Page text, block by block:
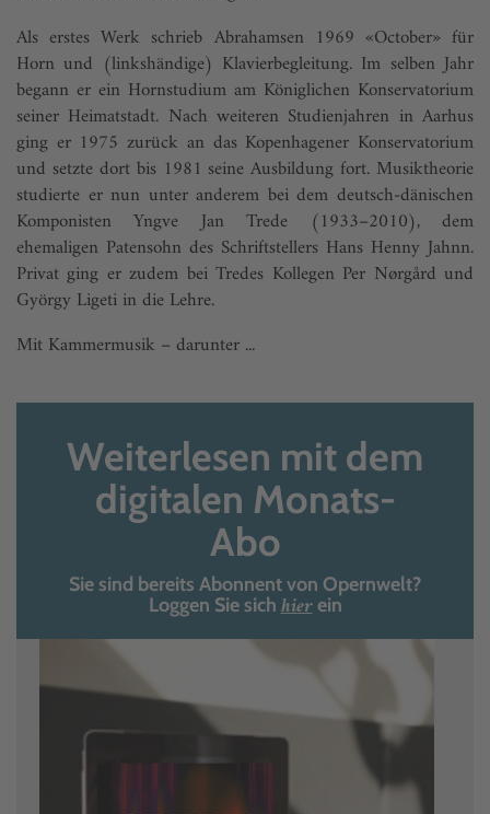
Als erstes Werk schrieb Abrahamsen 1969 «October» für
Horn und (linkshändige) Klavier­be­gleitung. Im selben Jahr
begann er ein Hornstudium am Königlichen Konservatorium
seiner Heimatstadt. Nach weiteren Studienjahren in Aarhus
ging er 1975 zurück an das Kopenhagener Konservatorium
und setzte dort bis 1981 seine Ausbildung fort. Musiktheorie
studierte er nun unter anderem bei dem deutsch-dänischen
Komponisten Yngve Jan Trede (1933–2010), dem
ehemaligen Patensohn des Schriftstellers Hans Henny Jahnn.
Privat ging er zudem bei Tredes Kollegen Per Nørgård und
György Ligeti in die Lehre.
Mit Kammermusik – darunter ...
Weiterlesen mit dem
digitalen Monats-
Abo
Sie sind bereits Abonnent von Opernwelt?
Loggen Sie sich hierein